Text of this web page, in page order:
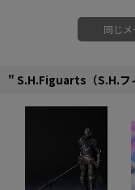
同じ
" S.H.Figuarts（S.H.フ